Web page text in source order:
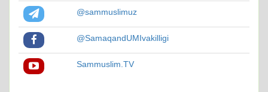
@sammuslimuz
@SamaqandUMIvakilligi
Sammuslim.TV